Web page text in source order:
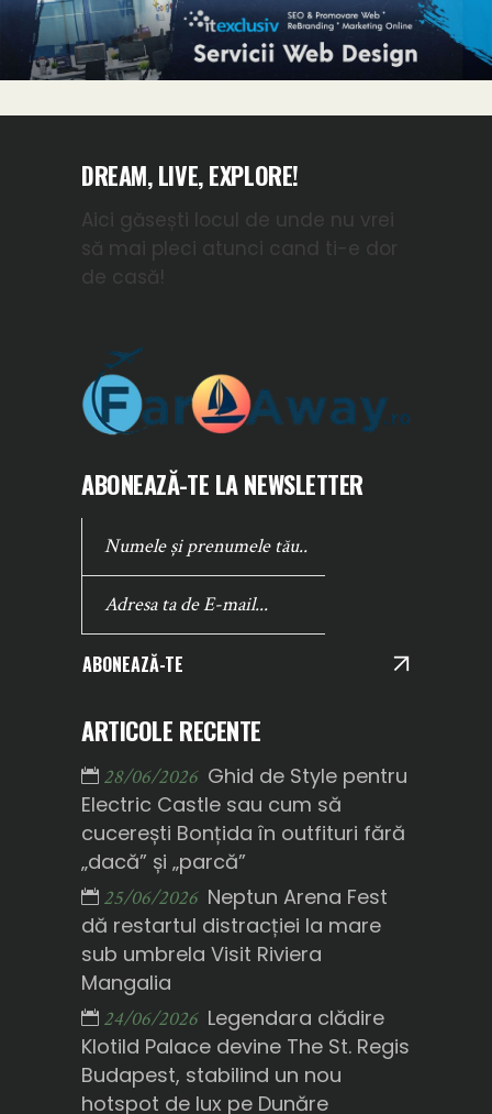
DREAM, LIVE, EXPLORE!
Aici găsești locul de unde nu vrei
să mai pleci atunci cand ti-e dor
de casă!
ABONEAZĂ-TE LA NEWSLETTER
ABONEAZĂ-TE
ARTICOLE RECENTE
28/06/2026 Ghid de Style pentru
Electric Castle sau cum să
cucerești Bonțida în outfituri fără
„dacă” și „parcă”
25/06/2026 Neptun Arena Fest
dă restartul distracției la mare
sub umbrela Visit Riviera
Mangalia
24/06/2026 Legendara clădire
Klotild Palace devine The St. Regis
Budapest, stabilind un nou
hotspot de lux pe Dunăre